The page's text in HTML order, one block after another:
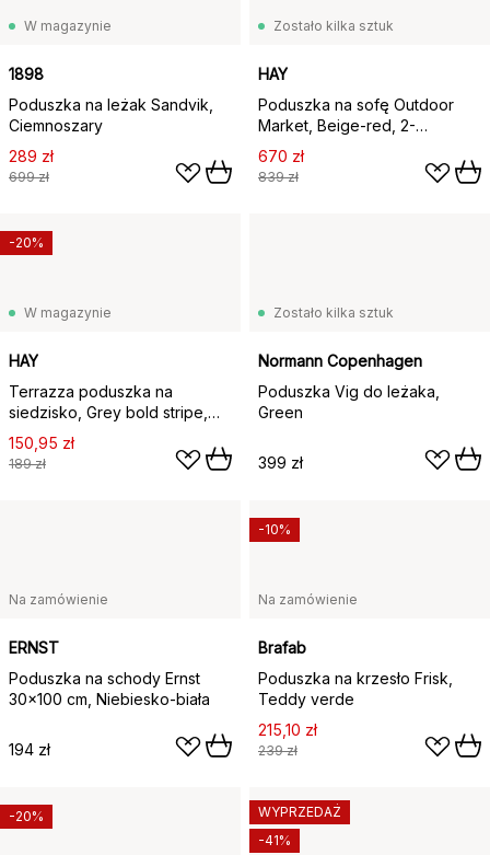
W magazynie
1898
Poduszka na leżak Sandvik,
Ciemnoszary
289 zł
699 zł
Zostało kilka sztuk
HAY
Poduszka na sofę Outdoor
Market, Beige-red, 2-
osobowa
670 zł
839 zł
W magazynie
HAY
Terrazza poduszka na
siedzisko, Grey bold stripe,
40x40 cm
150,95 zł
189 zł
-20%
Zostało kilka sztuk
Normann Copenhagen
Poduszka Vig do leżaka,
Green
399 zł
Na zamówienie
ERNST
Poduszka na schody Ernst
30x100 cm, Niebiesko-biała
194 zł
Na zamówienie
Brafab
Poduszka na krzesło Frisk,
Teddy verde
215,10 zł
239 zł
-10%
-20%
WYPRZEDAŻ
-41%